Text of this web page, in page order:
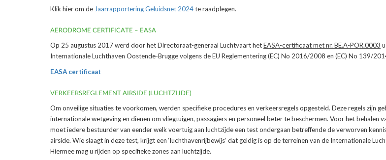
Klik hier om de Jaarrapportering Geluidsnet 2024te raadplegen.
AERODROME CERTIFICATE – EASA
Op 25 augustus 2017 werd door het Directoraat-generaal Luchtvaart hetEASA-certificaat met nr. BE.A-POR.0003
Internationale Luchthaven Oostende-Brugge volgens de EU Reglementering (EC) No 2016/2008 en (EC) No 139/
EASA certificaat
VERKEERSREGLEMENT AIRSIDE (LUCHTZIJDE)
Om onveilige situaties te voorkomen, werden specifieke procedures en verkeersregels opgesteld. Deze regels zijn
internationale wetgeving en dienen om vliegtuigen, passagiers en personeel beter te beschermen. Voor het behalen
moet iedere bestuurder van eender welk voertuig aan luchtzijde een test ondergaan betreffende de verworven
airside. Wie slaagt in deze test, krijgt een ‘luchthavenrijbewijs’ dat geldig is op de terreinen van de Internationale
Hiermee mag u rijden op specifieke zones aan luchtzijde.